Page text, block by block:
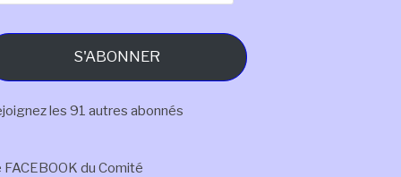
S'ABONNER
les 91 autres abonnés
FACEBOOK du Comité